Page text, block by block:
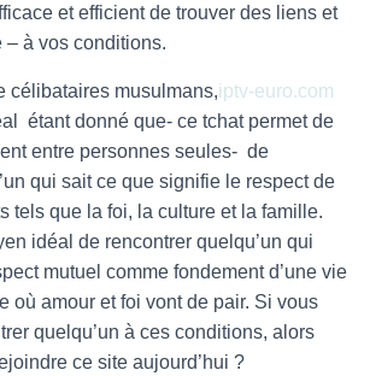
et efficient de trouver des liens et
à vos conditions.
célibataires musulmans,iptv-euro.com
étant donné que- ce tchat permet de
entre personnes seules- de
qui sait ce que signifie le respect de
tels que la foi, la culture et la famille.
idéal de rencontrer quelqu’un qui
mutuel comme fondement d’une vie
où amour et foi vont de pair. Si vous
quelqu’un à ces conditions, alors
ce site aujourd’hui ?